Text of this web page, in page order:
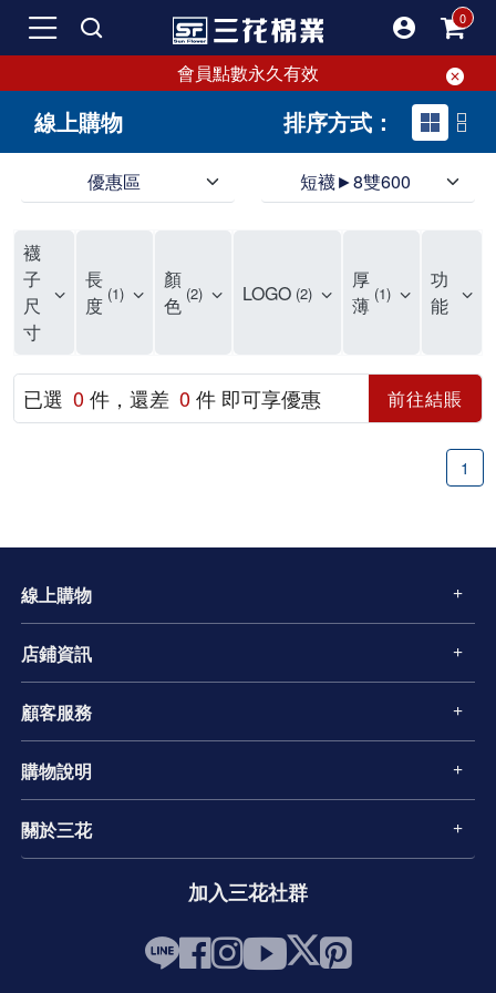
會員點數永久有效
線上購物 排序方式：
優惠區 短襪►8雙600
在尋找CP值高的好襪嗎？千萬不要錯過三花優質襪！擁有50多年的品質保證。三花提供防磨舒適襪子，專為運動、休閒和工作設計。各種款式應有盡有，現在好襪8雙500元起三花嚴選新鮮優質棉製襪，經過七道製襪工序，展現出吸汗透氣、彈性好、伸縮性佳、耐穿耐磨等優異特性。三花襪子曾榮獲國家玉山獎，品質無需擔心，絕對是您值得擁有的好襪。
不再為襪子煩惱！三花提供全家人所需的優質襪子。保持足部乾爽舒適，告別濕黏悶熱，享受透氣舒爽。各種款式滿足您每日穿搭需求，高品質製造，符合您對襪子的高標準。
三花襪子嚴選優質棉料，吸汗透氣，符合人體工學，不易滑動，是日常必備。50年專業改良，穿上即可感受精湛工藝，舒適時尚兼備，三花襪子是最好的選擇。無論流行設計或經典款式，三花襪子都能滿足需求，讓你每天享受絕佳穿著感受。
我是個超級襪控。大多數女生可能需要很多鞋子，但我更偏愛襪子。鞋襪本一家，但我覺得一雙好看的襪子會蓋過鞋子的風采，大家的焦點還是會落在襪子上。而且襪子比鞋子便宜很多，一雙鞋1000元，誇張一點可以買20雙襪子，滿足蒐集癖好也不會心疼。 我的襪子非常多，衣櫃裡有兩個大抽屜專門放襪子，還有內部分隔。因為襪子的種類很多，有長、短、中筒、隱形、傳統、五指等，身為資深襪控，真的需要好好將這些襪子分門別類。 要把襪子穿得好，其實不簡單，比穿對鞋子難多了。襪子有時是主角，有時是配角，更多時候甚至不是個咖。現在流行穿到小腿肚的襪子，但小腿肌肉過於發達的人穿這種襪子會顯得小腿粗。襪子對整體穿衣的氣質影響很大，長得仙氣的女生適合穿純色系的襪子，因為她們的臉已經夠吸睛了。如果穿搭比較素，長得沒那麼仙的話，可以搭配色彩及圖案浮誇的襪子，把重點放在襪子上。 隱形襪剛流行時大家一窩蜂穿，這幾年各式圖案的襪子又強勢回歸，這種襪子很美但穿搭難度高。這種襪子適合大多數人，穿短裙、短褲時，搭配衣服的重點色系露出來的襪子，會讓整體多一點層次感。小腿細的人穿及膝裙搭配這種襪子也很適合，小腿粗的則在露大腿時穿這種襪子，能轉移視覺焦點。 除了用長度分類襪子外，我還會用場合來分。會露出來穿的襪子與不會外露的襪子。會外露的襪子基本上不是全素就是有特殊圖案的，很值得大家瞧瞧。不會外露的襪子就是那種耐穿耐磨的，只需要堅韌不易破，外觀不要太醜就好。還有一種襪子是專門買來磨鞋子穿的，有些新鞋很磨腳，不穿襪肯定會流血，所以我會故意買厚又紮實的襪子來搭配新鞋穿，馴鞋的概念。 我媽常笑我說我的襪子可以襪襪相連到天邊，如果把我的襪子全部串起來，應該可以跟101一樣高。有些襪子很美，捨不得穿，因為穿過、洗過一定會變鬆變薄，有時會破，真的捨不得。但一直把襪子收藏在衣櫃不穿也很可惜，所以我還是會穿，但一定會留下穿這襪子的照片，當作紀念。 襪子是消耗品，正常來說1~1.5年就應該更換，因為襪子會吸收很多腳汗，雖然每次穿完都會清洗，但無法完全阻止細菌滋生。能穿上這麼久的襪子也算很耐穿了。因為我腳型的關係，大拇指比較長，加上喜歡走路，襪子磨損比較多，所以一般襪子能完好無缺穿上6-8個月已經很厲害了。 不知道大家有沒有發現，明明一起丟進洗衣機的襪子，常常會消失一隻，只剩一隻襪子，到處找都找不到。以前會生氣把僅剩的一隻襪子丟了，但現在覺得太浪費，所以會大膽穿上兩隻不同的襪子，一隻腳一種襪子，兩隻腳不一樣的襪子。反正不會拖鞋子，不一樣的襪子應該也不會怎樣，就算真的脫鞋了，好像也不太會有人注意到。 最後提醒大家，買襪子要注重品質與舒適。一雙襪子有幾千元的也有10元的，圖案好不好看看個人品味，但足部要承受全身重量，穿著襪子的時間又長，買雙好襪子保護雙足真的不能小氣。有時圖案很美的襪子因為有大片印刷在襪身，襪子變很硬，長時間摩擦皮膚不好，這樣的襪子就算了吧。不要因為襪子便宜就委屈了自己的腳。還是呼籲一下，多支持台灣的襪品牌，太多國外品牌的夾殺讓襪市場很競爭，能盡點力量促進台灣市場交易，也是不錯的。
襪
子
尺
寸
長
度 1
顏
色 2 LOGO 2
厚
薄 1
功
能
已選 0件，還差 0件 即可享優惠 前往結賬
1
線上購物
店鋪資訊
顧客服務
購物說明
關於三花
加入三花社群